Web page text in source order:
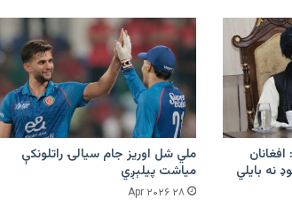
نه بایلي
ملي شل اوریز جام سیالۍ راتلونکې
میاشت پیلېږي
۲۸ Apr ۲۰۲۶